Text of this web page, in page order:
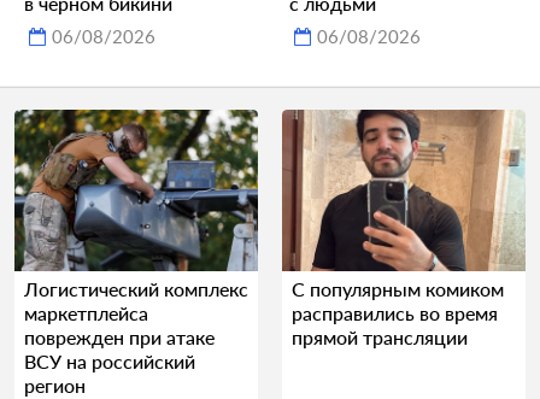
06/08/2026 06/08/2026
Логистический комплекс
маркетплейса
поврежден при атаке
ВСУ на российский
регион
С популярным комиком
расправились во время
прямой трансляции